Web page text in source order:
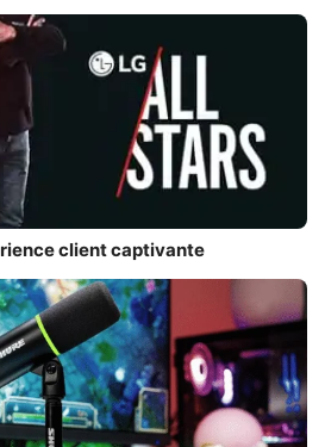
client captivante